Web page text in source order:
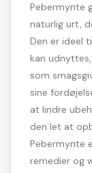
Pebermynte
naturlig urt,
Den er ideel
kan
som
sine
at lindre
den let at
Pebermynte
remedier og